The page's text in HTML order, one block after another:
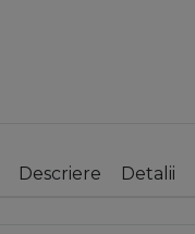
Descriere Detalii